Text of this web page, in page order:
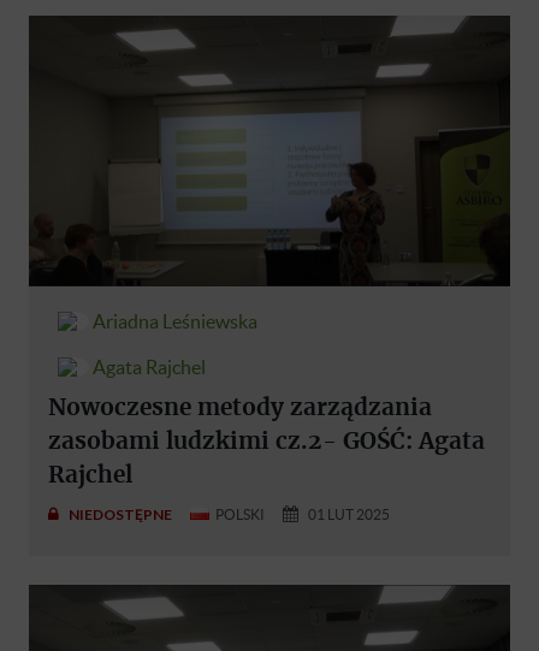
Ariadna Leśniewska
Agata Rajchel
Nowoczesne metody zarządzania
zasobami ludzkimi cz.2- GOŚĆ: Agata
Rajchel
NIEDOSTĘPNE POLSKI 01 LUT 2025